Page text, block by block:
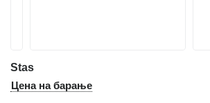
Stas
Цена на барање